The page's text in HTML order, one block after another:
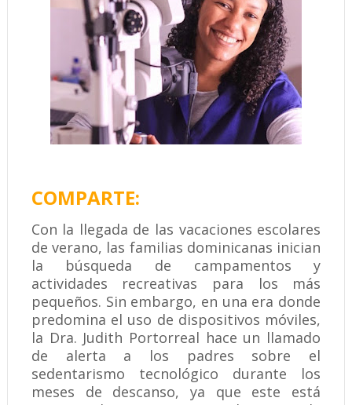
COMPARTE:
Con la llegada de las vacaciones escolares
de verano, las familias dominicanas inician
la búsqueda de campamentos y
actividades recreativas para los más
pequeños. Sin embargo, en una era donde
predomina el uso de dispositivos móviles,
la Dra. Judith Portorreal hace un llamado
de alerta a los padres sobre el
sedentarismo tecnológico durante los
meses de descanso, ya que este está